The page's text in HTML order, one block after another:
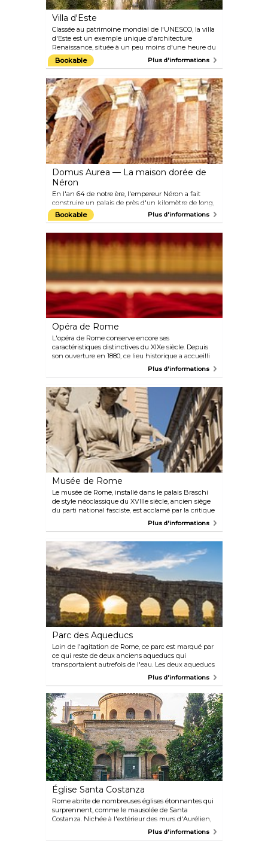
Villa d'Este
Classée au patrimoine mondial de l'UNESCO, la villa
d'Este est un exemple unique d'architecture
Renaissance, située à un peu moins d'une heure du
centre-ville à Tivoli (à côté de la villa d'Hadrien).
Émerveillez-vous devant ses fontaines, ses terrasses
imaginez que l'une des nombreuses œuvres d'art
prend vie.
Bookable Plus d'informations
Domus Aurea — La maison dorée de
Néron
En l'an 64 de notre ère, l'empereur Néron a fait
construire un palais de près d'un kilomètre de long,
s'étendant du mont Palatin à la colline d'Oppio.
Certaines parties étaient recouvertes d'or et de
splendide. Après la mort de Néron, il a été rempli de
terre pour effacer la mémoire du tyran. Il a été
des 150 salles souterraines du palais.
Bookable Plus d'informations
Opéra de Rome
L'opéra de Rome conserve encore ses
caractéristiques distinctives du XIXe siècle. Depuis
son ouverture en 1880, ce lieu historique a accueilli
de nombreuses productions remarquables, dont la
resplendissants et sa riche importance historique
en font une destination captivante, séduisante
même pour ceux qui ne sont pas particulièrement
attirés par l'opéra. Notez qu'en été, les ravissantes
ruines des thermes de Caracalla accueillent les
représentations extérieures de la compagnie de
l'opéra.
Plus d'informations
Musée de Rome
Le musée de Rome, installé dans le palais Braschi
de style néoclassique du XVIIIe siècle, ancien siège
du parti national fasciste, est acclamé par la critique
pour sa collection exclusive. Le musée possède
Après la Seconde Guerre mondiale, 300 familles ont
été évacuées vers cet endroit, et de nombreuses
fresques ont été endommagées par les feux allumés
pour les réchauffer.
Plus d'informations
Parc des Aqueducs
Loin de l'agitation de Rome, ce parc est marqué par
ce qui reste de deux anciens aqueducs qui
transportaient autrefois de l'eau. Les deux aqueducs
ont été construits par les Romains et valent le
Plus d'informations
Église Santa Costanza
Rome abrite de nombreuses églises étonnantes qui
surprennent, comme le mausolée de Santa
Costanza. Nichée à l'extérieur des murs d'Aurélien,
cette église du IVe siècle est un exemple de l'art et
Plus d'informations